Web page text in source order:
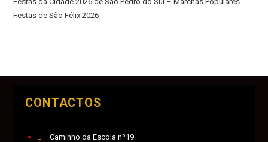
Festas de São Félix 2026
CONTACTOS
Caminho da Escola nº19